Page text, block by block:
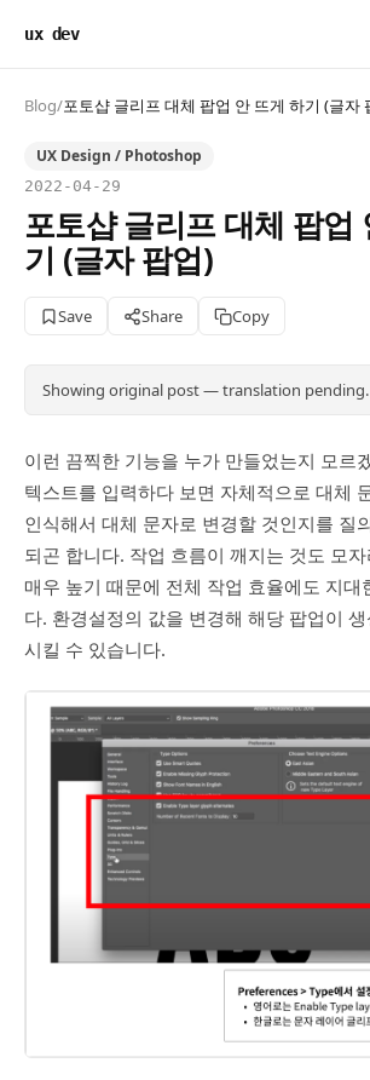
ux dev
Blog/포토샵 글리프 대체 팝업 안 뜨게 하기 (글자
UX Design / Photoshop
2022-04-29
포토샵 글리프 대체 팝업
기 (글자 팝업)
Save Share Copy
Showing original post — translation pending.
이런 끔찍한 기능을 누가 만들었는지 모르
텍스트를 입력하다 보면 자체적으로 대체
인식해서 대체 문자로 변경할 것인지를 질
되곤 합니다. 작업 흐름이 깨지는 것도 모
매우 높기 때문에 전체 작업 효율에도 지대
다. 환경설정의 값을 변경해 해당 팝업이
시킬 수 있습니다.